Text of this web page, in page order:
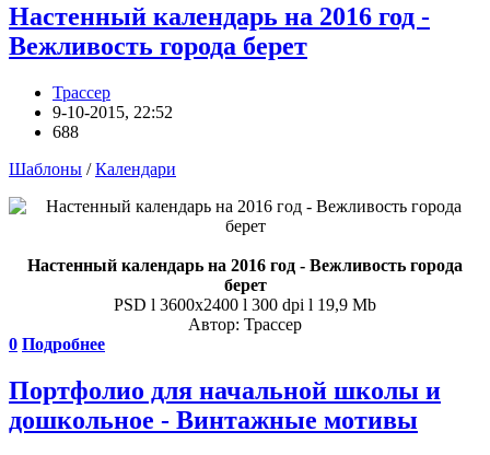
Настенный календарь на 2016 год -
Вежливость города берет
Трассер
9-10-2015, 22:52
688
Шаблоны /Календари
Настенный календарь на 2016 год - Вежливость города
берет
PSD l 3600x2400 l 300 dpi l 19,9 Mb
Автор: Трассер
0 Подробнее
Портфолио для начальной школы и
дошкольное - Винтажные мотивы